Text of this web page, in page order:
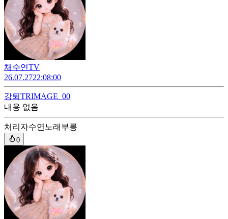
채수연TV
26.07.2722:08:00
강퇴 TRIMAGE_00
내용 없음
처리자수연노래부릉
0